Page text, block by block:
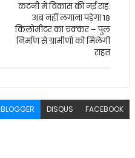
कटनी में विकास की नई राह:
अब नहीं लगाना पड़ेगा 18
किलोमीटर का चक्कर – पुल
निर्माण से ग्रामीणों को मिलेगी
राहत
BLOGGER DISQUS FACEBOOK